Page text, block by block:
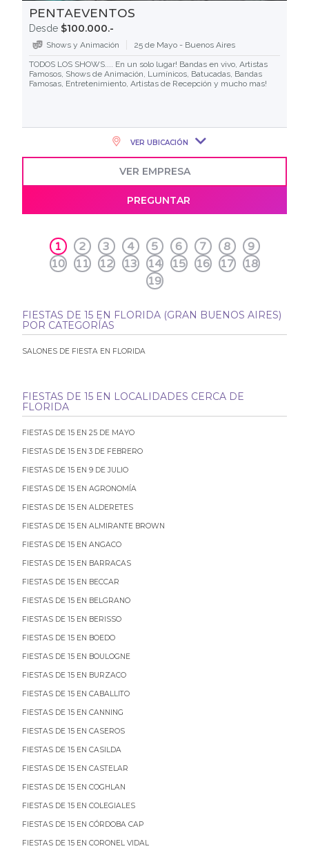
PENTAEVENTOS
Desde $100.000.-
Shows y Animación
25 de Mayo - Buenos Aires
TODOS LOS SHOWS.... En un solo lugar! Bandas en vivo, Artistas
Famosos, Shows de Animación, Lumínicos, Batucadas, Bandas
Famosas, Entretenimiento, Artistas de Recepción y mucho mas!
VER UBICACIÓN
VER EMPRESA
PREGUNTAR
1 2 3 4 5 6 7 8
9
10
11 12 13 14 15 16 17
18
19
FIESTAS DE 15 EN FLORIDA (GRAN BUENOS AIRES)
POR CATEGORÍAS
SALONES DE FIESTA EN FLORIDA
FIESTAS DE 15 EN LOCALIDADES CERCA DE
FLORIDA
FIESTAS DE 15 EN 25 DE MAYO
FIESTAS DE 15 EN 3 DE FEBRERO
FIESTAS DE 15 EN 9 DE JULIO
FIESTAS DE 15 EN AGRONOMÍA
FIESTAS DE 15 EN ALDERETES
FIESTAS DE 15 EN ALMIRANTE BROWN
FIESTAS DE 15 EN ANGACO
FIESTAS DE 15 EN BARRACAS
FIESTAS DE 15 EN BECCAR
FIESTAS DE 15 EN BELGRANO
FIESTAS DE 15 EN BERISSO
FIESTAS DE 15 EN BOEDO
FIESTAS DE 15 EN BOULOGNE
FIESTAS DE 15 EN BURZACO
FIESTAS DE 15 EN CABALLITO
FIESTAS DE 15 EN CANNING
FIESTAS DE 15 EN CASEROS
FIESTAS DE 15 EN CASILDA
FIESTAS DE 15 EN CASTELAR
FIESTAS DE 15 EN COGHLAN
FIESTAS DE 15 EN COLEGIALES
FIESTAS DE 15 EN CÓRDOBA CAP
FIESTAS DE 15 EN CORONEL VIDAL